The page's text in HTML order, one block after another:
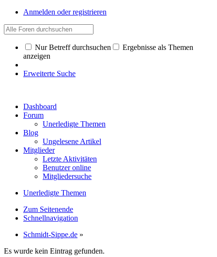
Anmelden oder registrieren
Nur Betreff durchsuchen
Ergebnisse als Themen
anzeigen
Erweiterte Suche
Dashboard
Forum
Unerledigte Themen
Blog
Ungelesene Artikel
Mitglieder
Letzte Aktivitäten
Benutzer online
Mitgliedersuche
Unerledigte Themen
Zum Seitenende
Schnellnavigation
Schmidt-Sippe.de »
Es wurde kein Eintrag gefunden.